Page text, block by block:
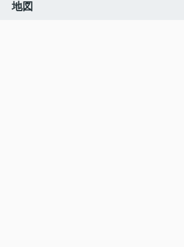
地図